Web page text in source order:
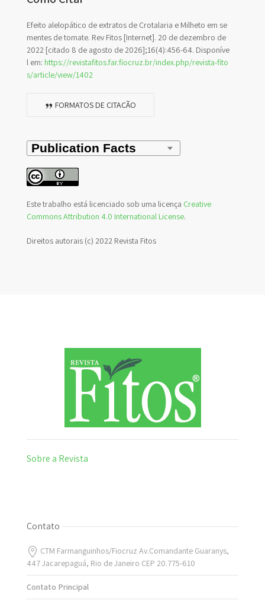
Efeito alelopático de extratos de Crotalaria e Milheto em se
mentes de tomate. Rev Fitos [Internet]. 20 de dezembro de
2022 [citado 8 de agosto de 2026];16(4):456-64. Disponíve
l em: https://revistafitos.far.fiocruz.br/index.php/revista-fito
s/article/view/1402
FORMATOS DE CITAÇÃO
Este trabalho está licenciado sob uma licença Creative
Commons Attribution 4.0 International License.
Direitos autorais (c) 2022 Revista Fitos
Sobre a Revista
Contato
CTM Farmanguinhos/Fiocruz Av.Comandante Guaranys,
447 Jacarepaguá, Rio de Janeiro CEP 20.775-610
Contato Principal